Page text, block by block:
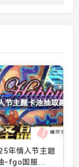
年情人节主题
-fgo国服